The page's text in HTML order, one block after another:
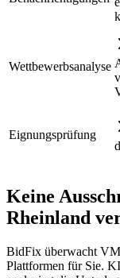
Wettbewerbsanalyse
Eignungsprüfung
Keine
Rheinland
BidFix überwacht
Plattformen für Sie.